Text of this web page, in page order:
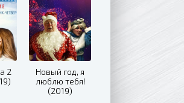
2
Новый год, я
люблю тебя!
(2019)